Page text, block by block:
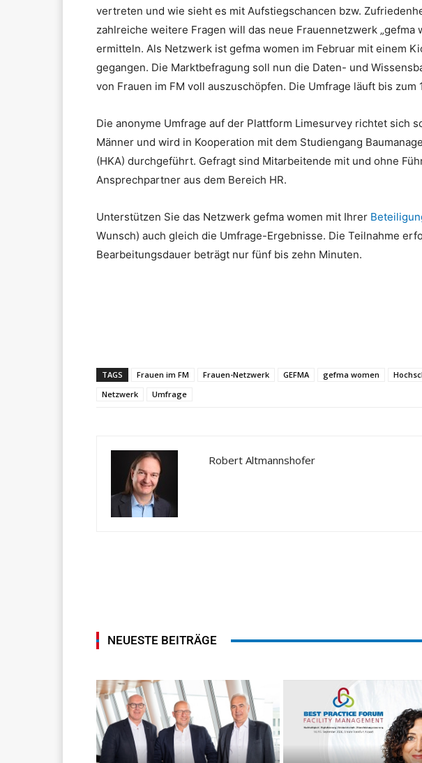
vertreten und wie sieht es mit Aufstiegschancen bzw.
zahlreiche weitere Fragen will das neue Frauennetzwerk „gefma
ermitteln. Als Netzwerk ist gefma women im Februar mit einem
gegangen. Die Marktbefragung soll nun die Daten- und
von Frauen im FM voll auszuschöpfen. Die Umfrage läuft bis zum
Die anonyme Umfrage auf der Plattform Limesurvey richtet sich
Männer und wird in Kooperation mit dem Studiengang
(HKA) durchgeführt. Gefragt sind Mitarbeitende mit und ohne
Ansprechpartner aus dem Bereich HR.
Unterstützen Sie das Netzwerk gefma women mit Ihrer
Wunsch) auch gleich die Umfrage-Ergebnisse. Die Teilnahme
Bearbeitungsdauer beträgt nur fünf bis zehn Minuten.
TAGS Frauen im FM Frauen-Netzwerk GEFMA gefma women
Netzwerk
Umfrage
Robert Altmannshofer
NEUESTE BEITRÄGE